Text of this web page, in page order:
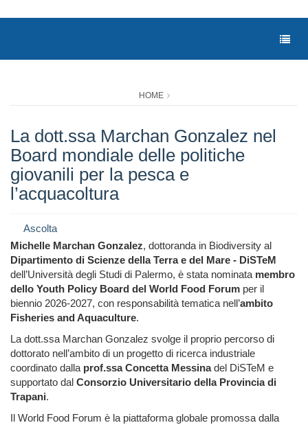
HOME
La dott.ssa Marchan Gonzalez nel
Board mondiale delle politiche
giovanili per la pesca e
l’acquacoltura
Ascolta
Michelle Marchan Gonzalez, dottoranda in Biodiversity al
Dipartimento di Scienze della Terra e del Mare - DiSTeM
dell’Università degli Studi di Palermo, è stata nominata membro
dello Youth Policy Board del World Food Forum per il
biennio 2026-2027, con responsabilità tematica nell’ambito
Fisheries and Aquaculture.
La dott.ssa Marchan Gonzalez svolge il proprio percorso di
dottorato nell’ambito di un progetto di ricerca industriale
coordinato dallaprof.ssa Concetta Messinadel DiSTeM e
supportato dal Consorzio Universitario della Provincia di
Trapani.
Il World Food Forum è la piattaforma globale promossa dalla